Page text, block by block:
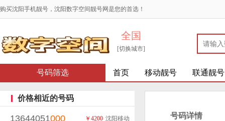
购买沈阳手机靓号，沈阳数字空间靓号网是您的首选！
全国
[切换城市]
号码筛选 首页 移动靓号 联通靓号
价格相近的号码
13644051000 沈阳移动
￥4200 号码详情